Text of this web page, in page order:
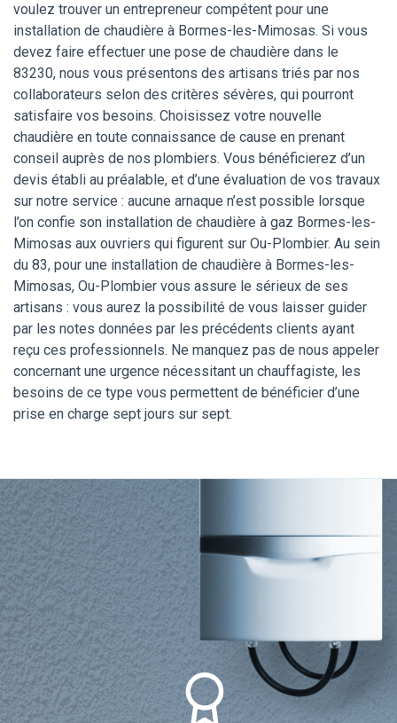
voulez trouver un entrepreneur compétent pour une
installation de chaudière à Bormes-les-Mimosas. Si vous
devez faire effectuer une pose de chaudière dans le
83230, nous vous présentons des artisans triés par nos
collaborateurs selon des critères sévères, qui pourront
satisfaire vos besoins. Choisissez votre nouvelle
chaudière en toute connaissance de cause en prenant
conseil auprès de nos plombiers. Vous bénéficierez d’un
devis établi au préalable, et d’une évaluation de vos travaux
sur notre service : aucune arnaque n’est possible lorsque
l’on confie son installation de chaudière à gaz Bormes-les-
Mimosas aux ouvriers qui figurent sur Ou-Plombier. Au sein
du 83, pour une installation de chaudière à Bormes-les-
Mimosas, Ou-Plombier vous assure le sérieux de ses
artisans : vous aurez la possibilité de vous laisser guider
par les notes données par les précédents clients ayant
reçu ces professionnels. Ne manquez pas de nous appeler
concernant une urgence nécessitant un chauffagiste, les
besoins de ce type vous permettent de bénéficier d’une
prise en charge sept jours sur sept.